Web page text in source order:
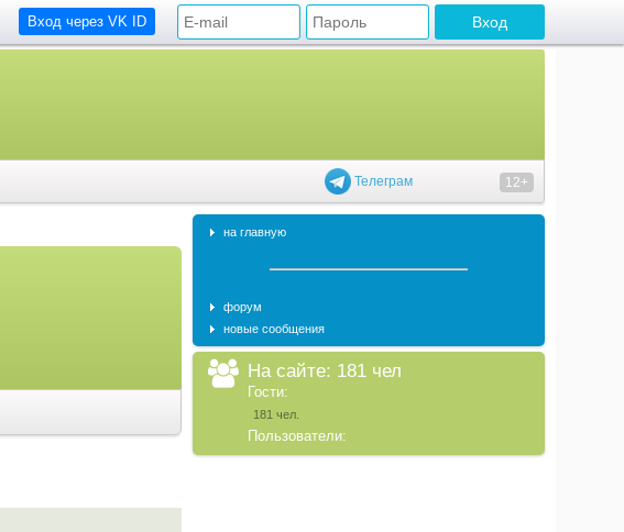
Вход через VK ID
Телеграм 12+
на главную
форум
новые сообщения
На сайте: 181 чел
Гости:
181 чел.
Пользователи: